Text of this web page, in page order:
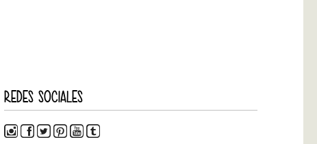
REDES SOCIALES